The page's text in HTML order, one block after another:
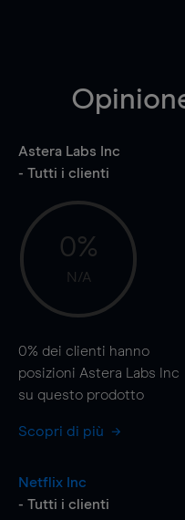
Astera Labs Inc
- Tutti i clienti
0%
N/A
0% dei clienti hanno
posizioni Astera Labs Inc
su questo prodotto
Scopri di più
Netflix Inc
- Tutti i clienti